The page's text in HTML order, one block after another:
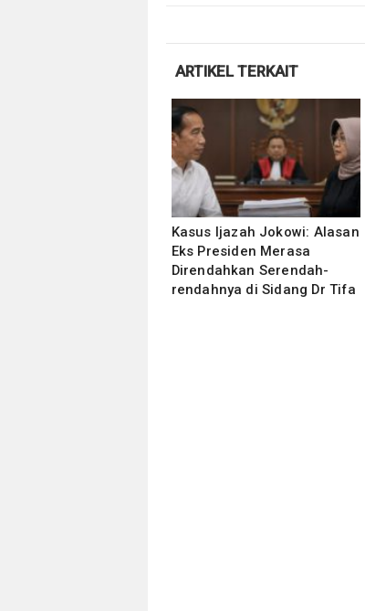
ARTIKEL TERKAIT
Kasus Ijazah Jokowi: Alasan
Eks Presiden Merasa
Direndahkan Serendah-
rendahnya di Sidang Dr Tifa